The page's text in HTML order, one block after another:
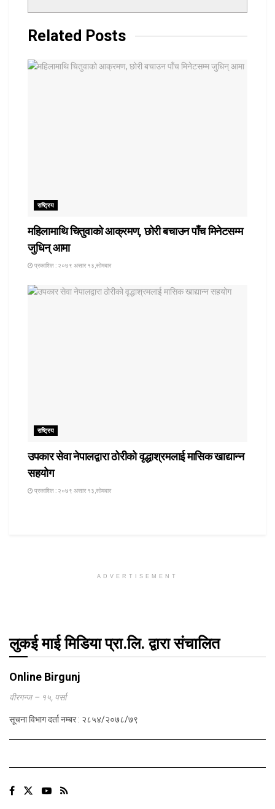
Related Posts
राष्ट्रिय
महिलामाथि चितुवाको आक्रमण, छोरी बचाउन पाँच मिनेटसम्म
जुधिन् आमा
प्रकाशित : २०७९ असार १३,सोमबार
राष्ट्रिय
उपकार सेवा नेपालद्वारा ठोरीको वृद्धाश्रमलाई मासिक खाद्यान्न
सहयोग
प्रकाशित : २०७९ असार १३,सोमबार
ADVERTISEMENT
लुकई माई मिडिया प्रा.लि. द्वारा संचालित
Online Birgunj
वीरगन्ज – १५, पर्सा
सूचना विभाग दर्ता नम्बर : २८५४/२०७८/७९